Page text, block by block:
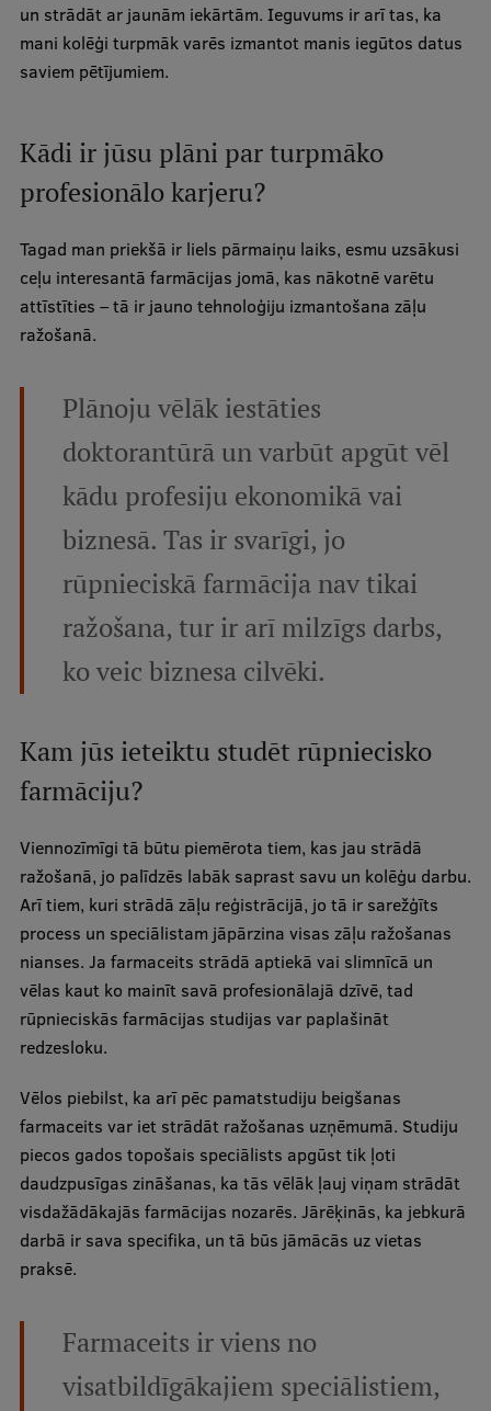
un strādāt ar jaunām iekārtām. Ieguvums ir arī tas, ka
mani kolēģi turpmāk varēs izmantot manis iegūtos datus
saviem pētījumiem.
Kādi ir jūsu plāni par turpmāko
profesionālo karjeru?
Tagad man priekšā ir liels pārmaiņu laiks, esmu uzsākusi
ceļu interesantā farmācijas jomā, kas nākotnē varētu
attīstīties – tā ir jauno tehnoloģiju izmantošana zāļu
ražošanā.
Plānoju vēlāk iestāties
doktorantūrā un varbūt apgūt vēl
kādu profesiju ekonomikā vai
biznesā. Tas ir svarīgi, jo
rūpnieciskā farmācija nav tikai
ražošana, tur ir arī milzīgs darbs,
ko veic biznesa cilvēki.
Kam jūs ieteiktu studēt rūpniecisko
farmāciju?
Viennozīmīgi tā būtu piemērota tiem, kas jau strādā
ražošanā, jo palīdzēs labāk saprast savu un kolēģu darbu.
Arī tiem, kuri strādā zāļu reģistrācijā, jo tā ir sarežģīts
process un speciālistam jāpārzina visas zāļu ražošanas
nianses. Ja farmaceits strādā aptiekā vai slimnīcā un
vēlas kaut ko mainīt savā profesionālajā dzīvē, tad
rūpnieciskās farmācijas studijas var paplašināt
redzesloku.
Vēlos piebilst, ka arī pēc pamatstudiju beigšanas
farmaceits var iet strādāt ražošanas uzņēmumā. Studiju
piecos gados topošais speciālists apgūst tik ļoti
daudzpusīgas zināšanas, ka tās vēlāk ļauj viņam strādāt
visdažādākajās farmācijas nozarēs. Jārēķinās, ka jebkurā
darbā ir sava specifika, un tā būs jāmācās uz vietas
praksē.
Farmaceits ir viens no
visatbildīgākajiem speciālistiem,